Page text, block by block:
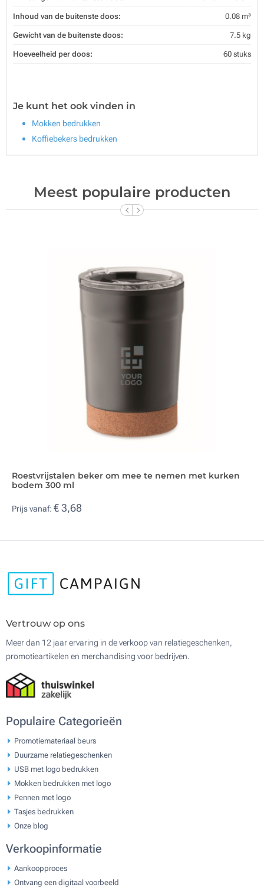
Inhoud van de buitenste doos: 0.08 m³
Gewicht van de buitenste doos: 7.5 kg
Hoeveelheid per doos: 60 stuks
Je kunt het ook vinden in
Mokken bedrukken
Koffiebekers bedrukken
Meest populaire producten
Roestvrijstalen beker om mee te nemen met kurken
bodem 300 ml
Prijs vanaf: € 3,68
Vertrouw op ons
Meer dan 12 jaar ervaring in de verkoop van relatiegeschenken,
promotieartikelen en merchandising voor bedrijven.
Populaire Categorieën
Promotiemateriaal beurs
Duurzame relatiegeschenken
USB met logo bedrukken
Mokken bedrukken met logo
Pennen met logo
Tasjes bedrukken
Onze blog
Verkoopinformatie
Aankoopproces
Ontvang een digitaal voorbeeld